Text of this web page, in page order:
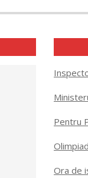
Pentru
Ora de